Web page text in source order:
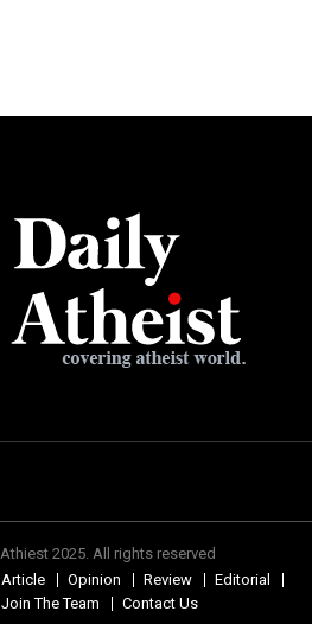
2025. All rights reserved
Article Opinion Review
Editorial
Join The Team Contact Us